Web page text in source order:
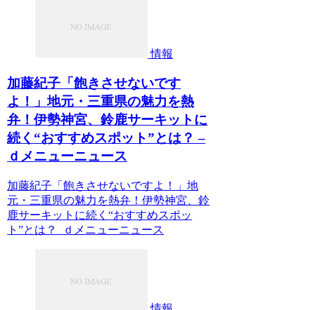
情報
加藤紀子「飽きさせないです
よ！」地元・三重県の魅力を熱
弁！伊勢神宮、鈴鹿サーキットに
続く“おすすめスポット”とは？ –
ｄメニューニュース
加藤紀子「飽きさせないですよ！」地
元・三重県の魅力を熱弁！伊勢神宮、鈴
鹿サーキットに続く“おすすめスポッ
ト”とは？ ｄメニューニュース